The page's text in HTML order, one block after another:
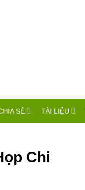
SẺ TÀI LIỆU
Chi